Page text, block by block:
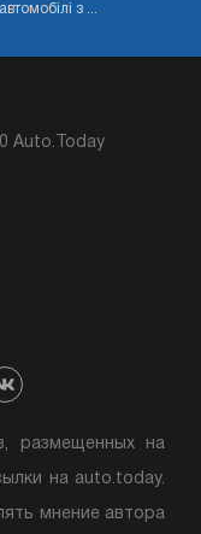
з ...
Auto.Today
размещенных на
на auto.today.
мнение автора